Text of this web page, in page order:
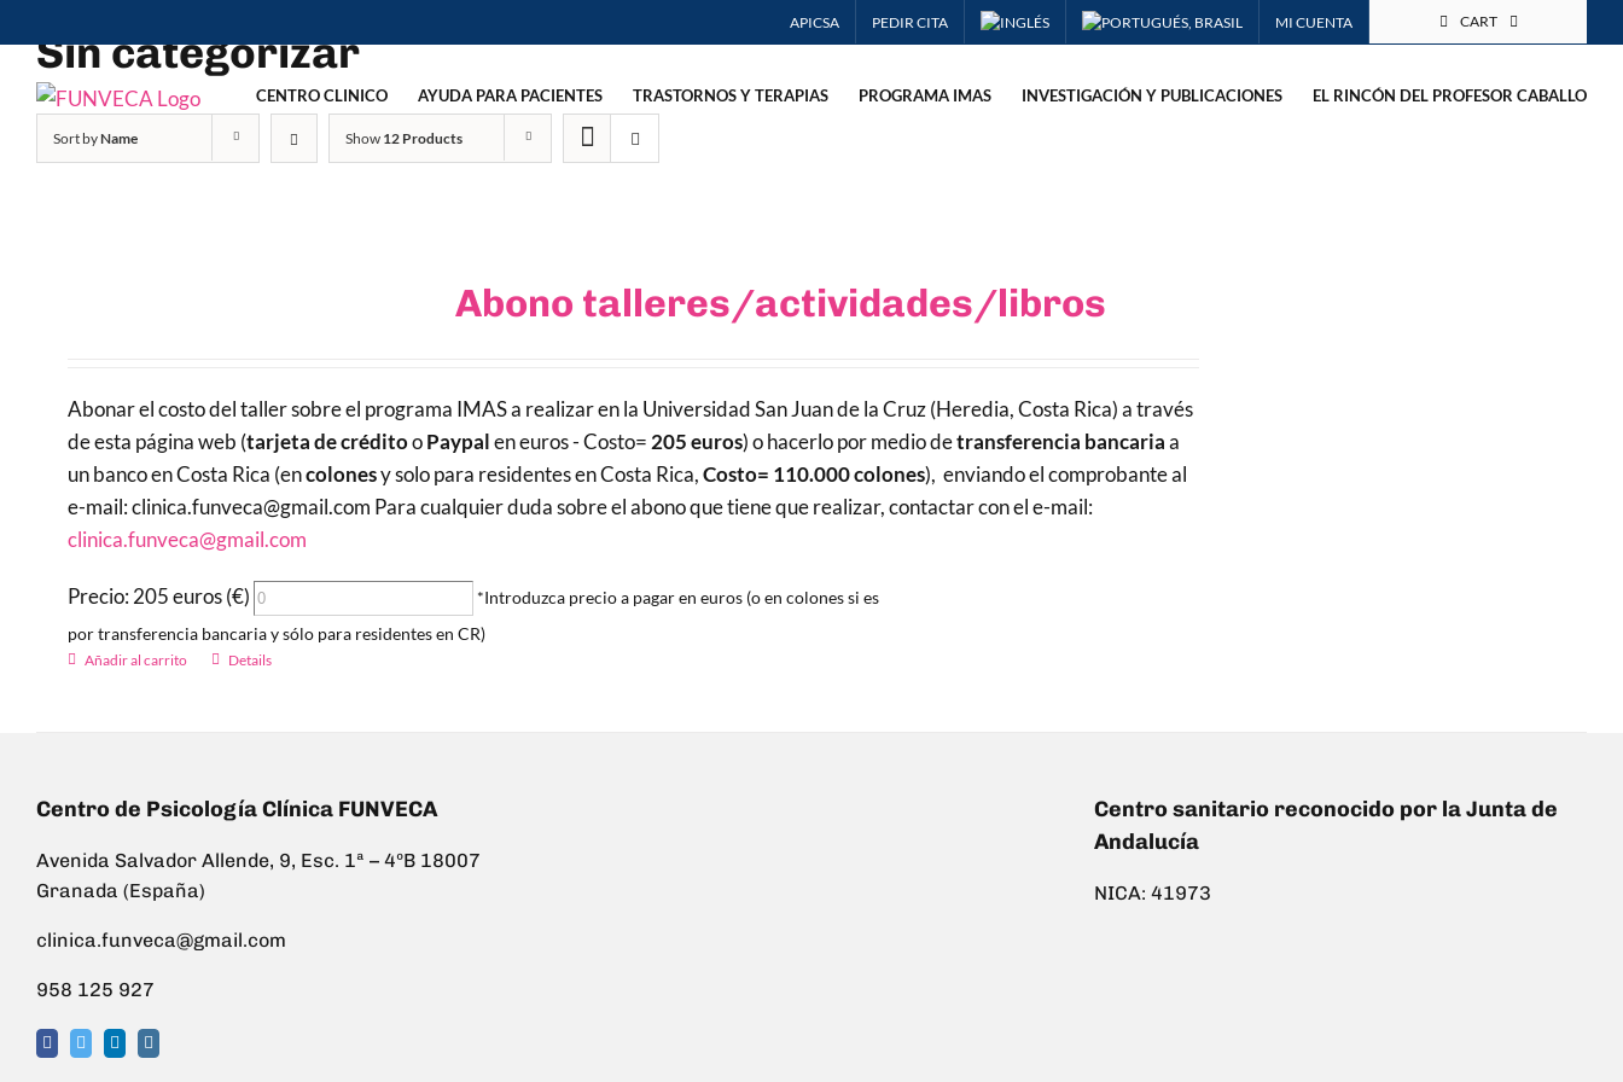
to
content
APICSA PEDIR CITA MI CUENTA CART
CENTRO CLINICO AYUDA PARA PACIENTES TRASTORNOS Y TERAPIAS PROGRAMA IMAS INVESTIGACIÓN Y PUBLICACIONES EL RINCÓN DEL PROFESOR CABALLO
Sin categorizar
Sort byName Show 12 Products
Abono talleres/actividades/libros
Abonar el costo del taller sobre el programa IMAS a realizar en la Universidad San Juan de la Cruz (Heredia, Costa Rica) a través
de esta página web (tarjeta de créditooPaypalen euros - Costo= 205 euros) o hacerlo por medio detransferencia bancariaa
un banco en Costa Rica (encolonesy solo para residentes en Costa Rica,Costo= 110.000 colones), enviando el comprobante al
e-mail: clinica.funveca@gmail.com Para cualquier duda sobre el abono que tiene que realizar, contactar con el e-mail:
clinica.funveca@gmail.com
Precio: 205 euros (€)
*Introduzca precio a pagar en euros (o en colones si es
por transferencia bancaria y sólo para residentes en CR)
Añadir al carrito Details
Centro de Psicología Clínica FUNVECA
Avenida Salvador Allende, 9, Esc. 1ª – 4ºB 18007
Granada (España)
clinica.funveca@gmail.com
958 125 927
Centro sanitario reconocido por la Junta de
Andalucía
NICA: 41973